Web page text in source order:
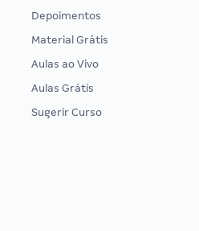
Depoimentos
Material Grátis
Aulas ao Vivo
Aulas Grátis
Sugerir Curso